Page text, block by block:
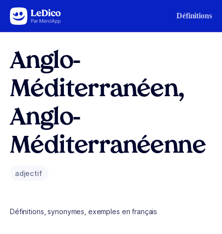
Aller au contenu Définitions
Anglo-
Méditerranéen,
Anglo-
Méditerranéenne
adjectif
Définitions, synonymes, exemples en français